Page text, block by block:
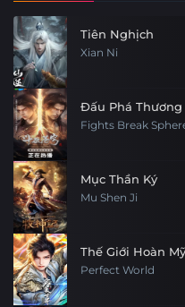
Tiên Nghịch
Xian Ni
Đấu Phá
Fights Break
Mục Thần Ký
Mu Shen Ji
Thế Giới Hoàn Mỹ
Perfect World